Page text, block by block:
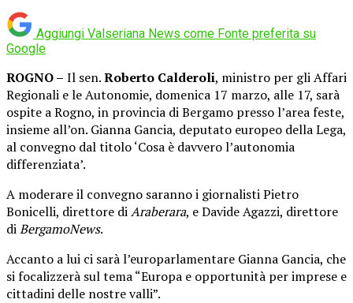
Aggiungi Valseriana News come Fonte preferita su
Google
ROGNO – Il sen.Roberto Calderoli, ministro per gli Affari
Regionali e le Autonomie, domenica 17 marzo, alle 17, sarà
ospite a Rogno, in provincia di Bergamo presso l’area feste,
insieme all’on. Gianna Gancia, deputato europeo della Lega,
al convegno dal titolo ‘Cosa è davvero l’autonomia
differenziata’.
A moderare il convegno saranno i giornalisti Pietro
Bonicelli, direttore diAraberara, e Davide Agazzi, direttore
diBergamoNews.
Accanto a lui ci sarà l’europarlamentare Gianna Gancia, che
si focalizzerà sul tema “Europa e opportunità per imprese e
cittadini delle nostre valli”.